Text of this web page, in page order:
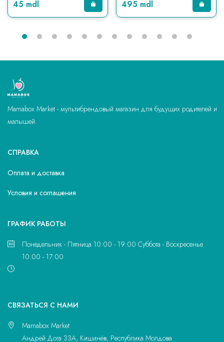
45 mdl 495 mdl
Mamabox Market - мультибрендовый магазин для будущих родителей и
малышей.
СПРАВКА
Оплата и доставка
Условия и соглашения
ГРАФИК РАБОТЫ
Понедельник - Пятница 10:00 - 19:00 Суббота - Воскресенье
10:00 - 17:00
CВЯЗАТЬСЯ С НАМИ
Mamabox Market
Андрей Дога 33A, Кишинёв, Республика Молдова